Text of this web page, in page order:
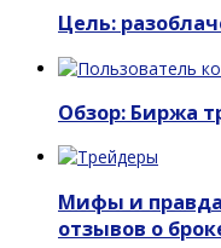
Цель:
Обзор: Биржа
Мифы и правда
отзывов о